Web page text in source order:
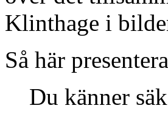
Klinthage i
Så här
Du känner